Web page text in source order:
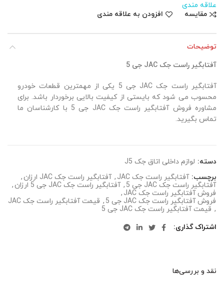
علاقه مندی
مقایسه
افزودن به علاقه مندی
توضیحات
آفتابگیر راست جک JAC جی 5
آفتابگیر راست جک JAC جی 5 یکی از مهمترین قطعات خودرو
محسوب می شود که بایستی از کیفیت بالایی برخوردار باشد. برای
مشاوره فروش آفتابگیر راست جک JAC جی 5 با کارشناسان ما
تماس بگیرید.
دسته: لوازم داخلی اتاق جک J5
برچسب: آفتابگیر راست جک JAC , آفتابگیر راست جک JAC ارزان
,
آفتابگیر راست جک JAC جی 5
, آفتابگیر راست جک JAC جی 5 ارزان
,
فروش آفتابگیر راست جک JAC
,
فروش آفتابگیر راست جک JAC جی 5
, قیمت آفتابگیر راست جک JAC
, قیمت آفتابگیر راست جک JAC جی 5
اشتراک گذاری
نقد و بررسی‌ها